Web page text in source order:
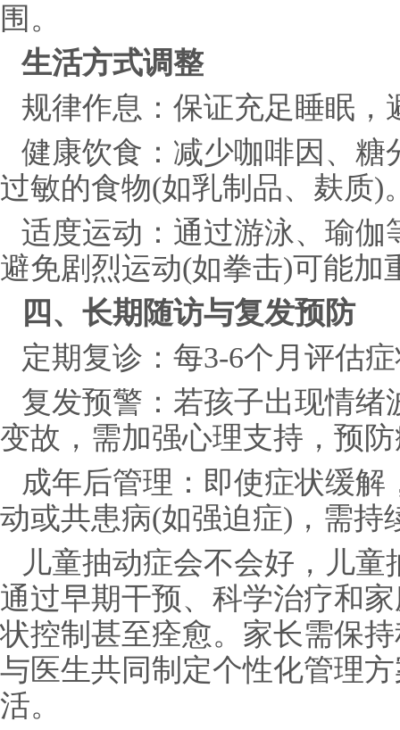
围。
生活方式调整
规律作息：保证充足睡眠，
健康饮食：减少咖啡因、
过敏的食物(如乳制品、麸质)
适度运动：通过游泳、瑜
避免剧烈运动(如拳击)可能加
四、长期随访与复发预防
定期复诊：每3-6个月评估
复发预警：若孩子出现情
变故，需加强心理支持，预
成年后管理：即使症状缓
动或共患病(如强迫症)，需持
儿童抽动症会不会好，儿
通过早期干预、科学治疗和
状控制甚至痊愈。家长需保
与医生共同制定个性化管理
活。